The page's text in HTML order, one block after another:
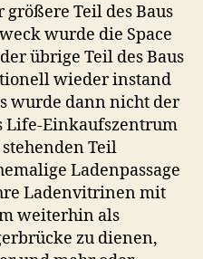
Teil des Baus
wurde die Space
übrige Teil des Baus
wieder instand
wurde dann nicht der
Life-Einkaufszentrum
Teil
Ladenpassage
Ladenvitrinen mit
weiterhin als
zu dienen,